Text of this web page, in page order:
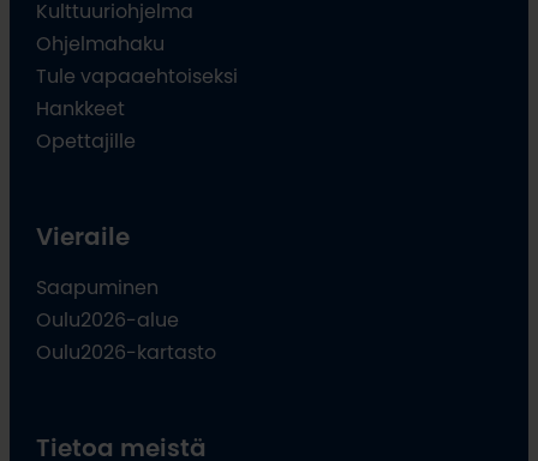
Kulttuuriohjelma
Ohjelmahaku
Tule vapaaehtoiseksi
Hankkeet
Opettajille
Vieraile
Saapuminen
Oulu2026-alue
Oulu2026-kartasto
Tietoa meistä